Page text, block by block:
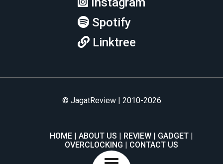
Spotify
Linktree
© JagatReview | 2010-2026
HOME ABOUT US REVIEW
GADGET
OVERCLOCKING
CONTACT US